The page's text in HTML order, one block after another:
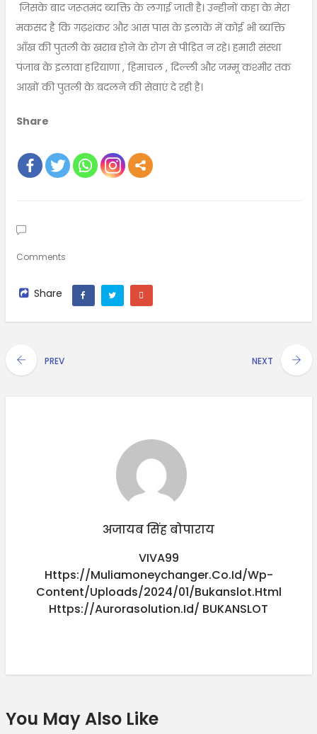
जिसके बाद जरूतमंद ब्यक्ति के लगाई जाती है। उन्हीनों कहा के मेरा
मकसद है कि गढ़शंकर और आस पास के इलाके में कोई भी ब्यक्ति
आँख की पुतली के खराब होने के रोग से पीड़ित न रहे। हमारी संस्था
पंजाब के इलावा हरियाणा , हिमाचल , दिल्ली और जम्मू कश्मीर तक
आखों की पुतली के बदलने की सेवाएं दे रही है।
Share
Comments
Share
PREV NEXT
अजायब सिंह बोपाराय
VIVA99
Https://muliamoneychanger.co.id/wp-
Content/uploads/2024/01/bukanslot.html
Https://aurorasolution.id/ BUKANSLOT
You May Also Like